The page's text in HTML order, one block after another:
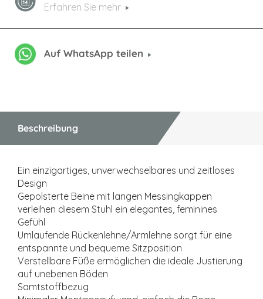
Erfahren Sie mehr
Auf WhatsApp teilen
Beschreibung
Ein einzigartiges, unverwechselbares und zeitloses
Design
Gepolsterte Beine mit langen Messingkappen
verleihen diesem Stuhl ein elegantes, feminines
Gefühl
Umlaufende Rückenlehne/Armlehne sorgt für eine
entspannte und bequeme Sitzposition
Verstellbare Füße ermöglichen die ideale Justierung
auf unebenen Böden
Samtstoffbezug